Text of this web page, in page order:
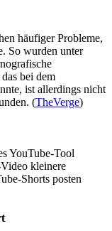
häufiger Probleme,
So wurden unter
bei dem
ist allerdings nicht
(TheVerge)
YouTube-Tool
kleinere
Shorts posten